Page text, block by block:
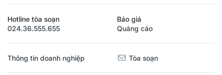
Hotline tòa soạn
024.36.555.655
Báo giá
Quảng cáo
Thông tin doanh nghiệp Tòa soạn